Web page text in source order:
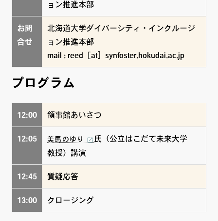
ョン推進本部
お問
合せ
北海道大学ダイバーシティ・インクルージ
ョン推進本部
mail : reed［at］synfoster.hokudai.ac.jp
プログラム
12:00 領事館あいさつ
12:05 美馬のゆり
氏（公立はこだて未来大学
教授）講演
12:45 質疑応答
13:00 クロージング